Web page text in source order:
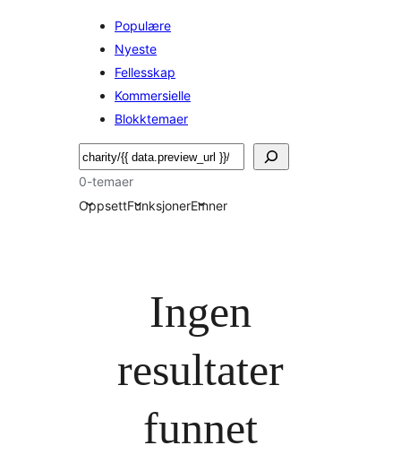
Populære
Nyeste
Fellesskap
Kommersielle
Blokktemaer
Søk
0-temaer
OppsettFunksjonerEmner
Ingen
resultater
funnet